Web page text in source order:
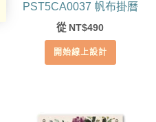
PST5CA0037 帆布掛曆
從 NT$490
開始線上設計